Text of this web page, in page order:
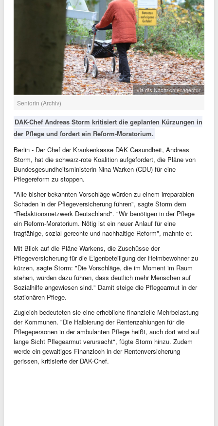
via dts Nachrichtenagentur
Seniorin (Archiv)
DAK-Chef Andreas Storm kritisiert die geplanten Kürzungen in
der Pflege und fordert ein Reform-Moratorium.
Berlin - Der Chef der Krankenkasse DAK Gesundheit, Andreas
Storm, hat die schwarz-rote Koalition aufgefordert, die Pläne von
Bundesgesundheitsministerin Nina Warken (CDU) für eine
Pflegereform zu stoppen.
"Alle bisher bekannten Vorschläge würden zu einem irreparablen
Schaden in der Pflegeversicherung führen", sagte Storm dem
"Redaktionsnetzwerk Deutschland". "Wir benötigen in der Pflege
ein Reform-Moratorium. Nötig ist ein neuer Anlauf für eine
tragfähige, sozial gerechte und nachhaltige Reform", mahnte er.
Mit Blick auf die Pläne Warkens, die Zuschüsse der
Pflegeversicherung für die Eigenbeteiligung der Heimbewohner zu
kürzen, sagte Storm: "Die Vorschläge, die im Moment im Raum
stehen, würden dazu führen, dass deutlich mehr Menschen auf
Sozialhilfe angewiesen sind." Damit steige die Pflegearmut in der
stationären Pflege.
Zugleich bedeuteten sie eine erhebliche finanzielle Mehrbelastung
der Kommunen. "Die Halbierung der Rentenzahlungen für die
Pflegepersonen in der ambulanten Pflege heißt, auch dort wird auf
lange Sicht Pflegearmut verursacht", fügte Storm hinzu. Zudem
werde ein gewaltiges Finanzloch in der Rentenversicherung
gerissen, kritisierte der DAK-Chef.